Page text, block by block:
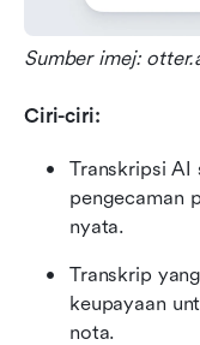
Sumber imej:
Ciri-ciri:
Transkripsi AI
pengecaman
nyata.
Transkrip
keupayaan
nota.